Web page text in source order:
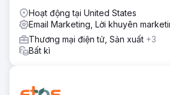
Hoạt động tại United States
Email Marketing, Lời khuyên
Thương mại điện tử, Sản xuất +3
Bất kì